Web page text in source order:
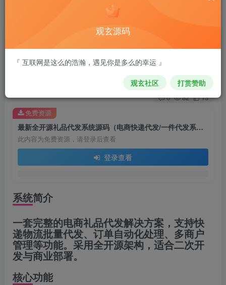
关注 私信
0 82 13
最新全开源礼品代发系统源码（电商快递代发/一件代发系统）
此内容为免费资源，请登录后查看
登录查看
免费资源
系统简介
一套完整的电商礼品代发解决方案，支持快
递物流批量代发、订单自动化处理、多商户
管理等功能。采用全开源架构，适合二次开
发与商业部署。
核心功能
观玄源码
『 互联网是这么的浩瀚，遇见你是多么的幸运 』
观玄社区 打赏赞助